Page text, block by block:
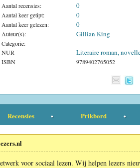
Aantal recensies:
0
Aantal keer getipt: 0
Aantal keer gelezen: 0
Auteur(s): Gillian King
Categorie:
NUR
Literaire roman,
ISBN 9789402765052
Recensies Prikbord
voor sociaal lezen. Wij helpen lezers